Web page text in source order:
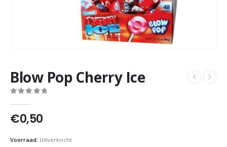
Blow Pop Cherry Ice
€0,50
Voorraad: Uitverkocht